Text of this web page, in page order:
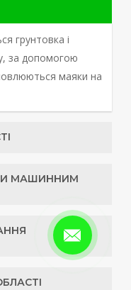
грунтовка і
за допомогою
маяки на
крихкі
МАШИННИМ
і налаштовується
наноситься